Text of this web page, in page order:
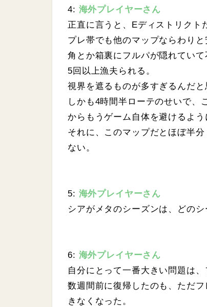
4: 海外プレイヤーさん
正直に言うと、Eディストリクト
プレ帯でも他のマップならわり
角とか箱裏にフルパが隠れてい
5回以上漁夫られる。
視界を遮るものが多すぎるんだと
しかも4時間半ローテのせいで、
からもうゲーム自体を避けるよう
それに、このマップだとほぼ半
ない。
5: 海外プレイヤーさん
シアがメタのシーズンは、どの
6: 海外プレイヤーさん
自分にとって一番大きい問題は、
数週間前に復帰したのも、ただ
きなくなった。